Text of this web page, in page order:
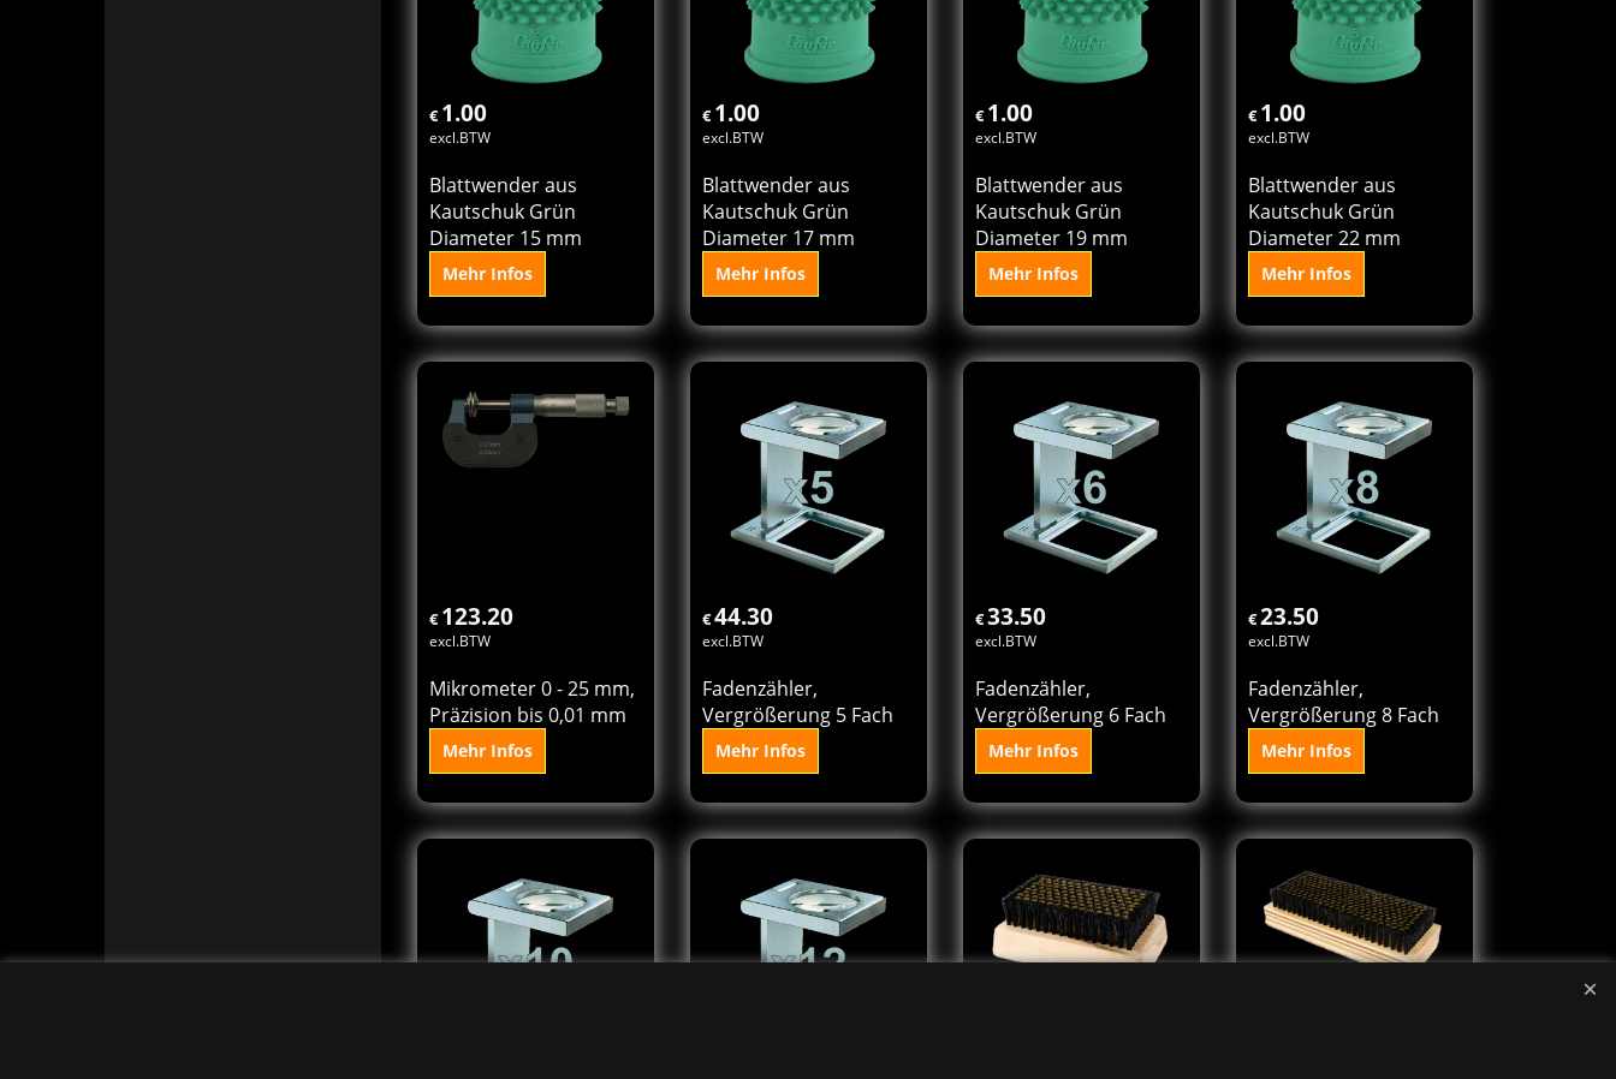
In den
Korb
In den
Korb
In den
Korb
In den
Korb
€1.00
Blattwender aus
Kautschuk Grün
€1.00
Blattwender aus
Kautschuk Grün
Diameter 17 mm
Mehr Infos
In den
€1.00
Blattwender aus
Kautschuk Grün
Diameter 19 mm
Mehr Infos
In den
€1.00
Blattwender aus
Kautschuk Grün
Diameter 22 mm
Mehr Infos
In den
123.20 44.30 33.50
excl.BTW
23.50
excl.BTW